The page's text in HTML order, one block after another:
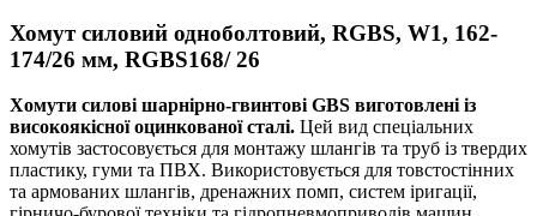
Хомут силовий одноболтовий, RGBS, W1, 162-
174/26 мм, RGBS168/ 26
Хомути силові шарнірно-гвинтові GBS виготовлені із
високоякісної оцинкованої сталі. Цей вид спеціальних
хомутів застосовується для монтажу шлангів та труб із твердих
пластику, гуми та ПВХ. Використовується для товстостінних
та армованих шлангів, дренажних помп, систем іригації,